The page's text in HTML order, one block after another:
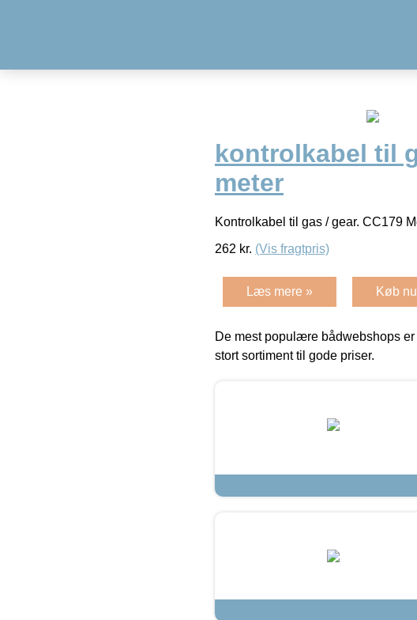
kontrolkabel til
meter
Kontrolkabel til gas / gear. CC179
262 kr. (Vis fragtpris)
Læs mere » Køb
De mest populære bådwebshops
stort sortiment til gode priser.